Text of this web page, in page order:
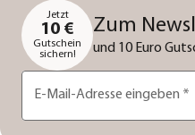
Jetzt
10 €
Gutschein
sichern!
Zum
und 10 Euro
E-Mail-Adresse eingeben *